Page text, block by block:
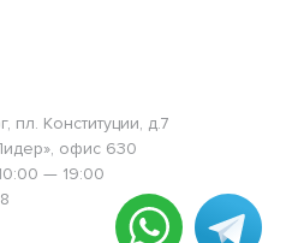
пл. Конституции, д.7
офис 630
— 19:00